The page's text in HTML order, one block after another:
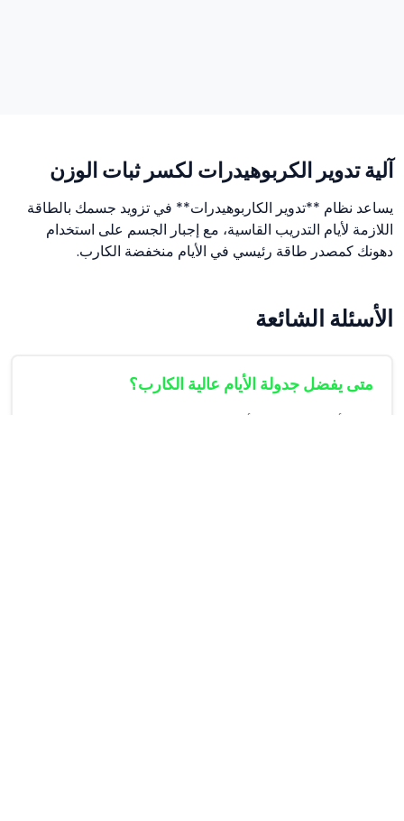
آلية تدوير الكربوهيدرات لكسر ثبات الوزن
يساعد نظام **تدوير الكاربوهيدرات** في تزويد جسمك بالطاقة
اللازمة لأيام التدريب القاسية، مع إجبار الجسم على استخدام
دهونك كمصدر طاقة رئيسي في الأيام منخفضة الكارب.
الأسئلة الشائعة
متى يفضل جدولة الأيام عالية الكارب؟
في الأيام المخصصة لأصعب التمارين مثل تمارين عضلات